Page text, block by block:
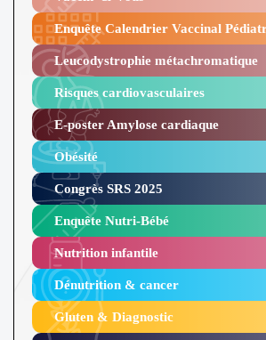
Enquête Calendrier Vaccinal
Leucodystrophie métachromatique
Risques cardiovasculaires
E-poster Amylose cardiaque ​
Obésité ​
Congrès SRS 2025 ​
Enquête Nutri-Bébé ​
Nutrition infantile
Dénutrition & cancer
Gluten & Diagnostic